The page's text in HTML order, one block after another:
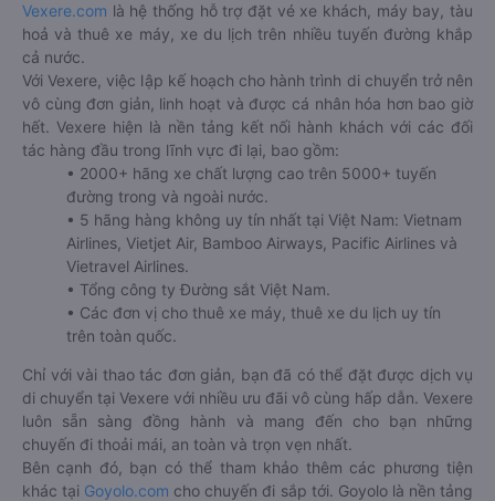
Vexere.com là hệ thống hỗ trợ đặt vé xe khách, máy bay, tàu
hoả và thuê xe máy, xe du lịch trên nhiều tuyến đường khắp
cả nước.
Với Vexere, việc lập kế hoạch cho hành trình di chuyển trở nên
vô cùng đơn giản, linh hoạt và được cá nhân hóa hơn bao giờ
hết. Vexere hiện là nền tảng kết nối hành khách với các đối
tác hàng đầu trong lĩnh vực đi lại, bao gồm:
• 2000+ hãng xe chất lượng cao trên 5000+ tuyến
đường trong và ngoài nước.
• 5 hãng hàng không uy tín nhất tại Việt Nam: Vietnam
Airlines, Vietjet Air, Bamboo Airways, Pacific Airlines và
Vietravel Airlines.
• Tổng công ty Đường sắt Việt Nam.
• Các đơn vị cho thuê xe máy, thuê xe du lịch uy tín
trên toàn quốc.
Chỉ với vài thao tác đơn giản, bạn đã có thể đặt được dịch vụ
di chuyển tại Vexere với nhiều ưu đãi vô cùng hấp dẫn. Vexere
luôn sẵn sàng đồng hành và mang đến cho bạn những
chuyến đi thoải mái, an toàn và trọn vẹn nhất.
Bên cạnh đó, bạn có thể tham khảo thêm các phương tiện
khác tại Goyolo.com cho chuyến đi sắp tới. Goyolo là nền tảng